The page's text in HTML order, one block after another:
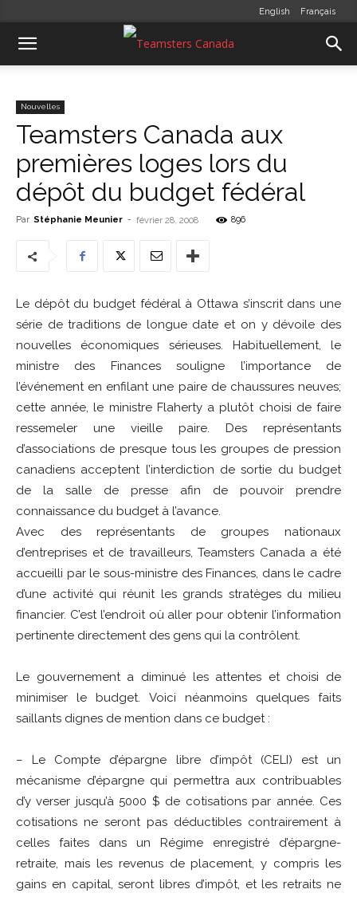
English Français
Nouvelles
Teamsters Canada aux
premières loges lors du
dépôt du budget fédéral
Par Stéphanie Meunier - février 28, 2008 896
Le dépôt du budget fédéral à Ottawa s’inscrit dans une
série de traditions de longue date et on y dévoile des
nouvelles économiques sérieuses. Habituellement, le
ministre des Finances souligne l’importance de
l’événement en enfilant une paire de chaussures neuves;
cette année, le ministre Flaherty a plutôt choisi de faire
ressemeler une vieille paire. Des représentants
d’associations de presque tous les groupes de pression
canadiens acceptent l’interdiction de sortie du budget
de la salle de presse afin de pouvoir prendre
connaissance du budget à l’avance.
Avec des représentants de groupes nationaux
d’entreprises et de travailleurs, Teamsters Canada a été
accueilli par le sous-ministre des Finances, dans le cadre
d’une activité qui réunit les grands stratèges du milieu
financier. C’est l’endroit où aller pour obtenir l’information
pertinente directement des gens qui la contrôlent.
Le gouvernement a diminué les attentes et choisi de
minimiser le budget. Voici néanmoins quelques faits
saillants dignes de mention dans ce budget :
– Le Compte d’épargne libre d’impôt (CELI) est un
mécanisme d’épargne qui permettra aux contribuables
d’y verser jusqu’à 5000 $ de cotisations par année. Ces
cotisations ne seront pas déductibles contrairement à
celles faites dans un Régime enregistré d’épargne-
retraite, mais les revenus de placement, y compris les
gains en capital, seront libres d’impôt, et les retraits ne